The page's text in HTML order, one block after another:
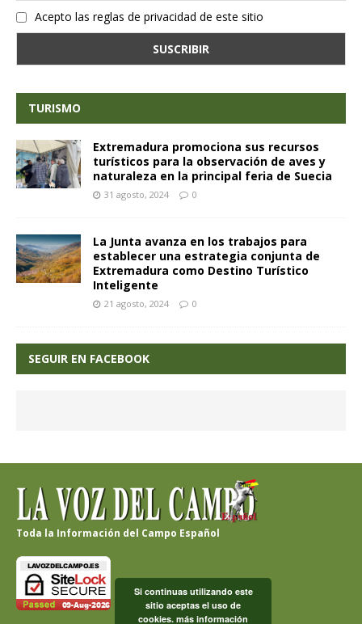
Acepto las reglas de privacidad de este sitio
TURISMO
Extremadura promociona sus recursos
turísticos para la observación de aves y
naturaleza en la principal feria de Suecia
31 agosto, 2024 0
La Junta avanza en los trabajos para
establecer una estrategia conjunta de
Extremadura como Destino Turístico
Inteligente
21 agosto, 2024 0
SEGUIR EN FACEBOOK
Toda la Información del Campo Español
Si continuas utilizando este
sitio aceptas el uso de
cookies. más información